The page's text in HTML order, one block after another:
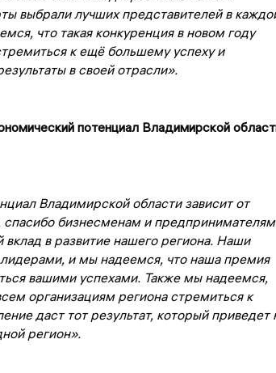
выбрали лучших представителей в
что такая конкуренция в новом году
к ещё большему успеху и
в своей отрасли».
потенциал Владимирской
Владимирской области зависит от
спасибо бизнесменам и предпринимателям
вклад в развитие нашего региона. Наши
и мы надеемся, что наша премия
вашими успехами. Также мы надеемся,
организациям региона стремиться к
даст тот результат, который приведет
регион».